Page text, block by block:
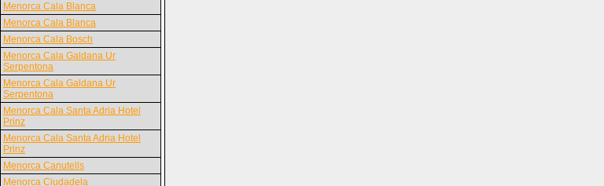
Menorca Cala Blanca
Menorca Cala Blanca
Menorca Cala Bosch
Menorca Cala Galdana Ur
Serpentona
Menorca Cala Galdana Ur
Serpentona
Menorca Cala Santa Adria Hotel
Prinz
Menorca Cala Santa Adria Hotel
Prinz
Menorca Canutells
Menorca Ciudadela